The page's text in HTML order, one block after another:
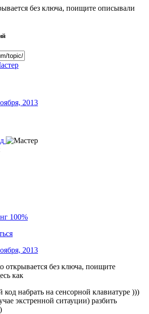
без ключа, поищите описывали
2013
100%
2013
открывается без ключа, поищите
как
код набрать на сенсорной клавиатуре )))
экстренной ситауции) разбить